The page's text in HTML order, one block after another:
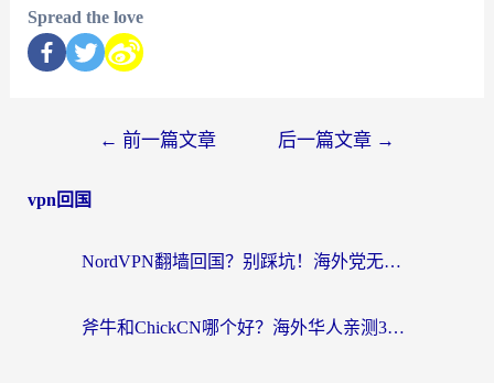
Spread the love
← 前一篇文章 后一篇文章 →
vpn回国
NordVPN翻墙回国？别踩坑！海外党无缝访问国内资源的真实指南
斧牛和ChickCN哪个好？海外华人亲测3款回国加速器+免费试用攻略